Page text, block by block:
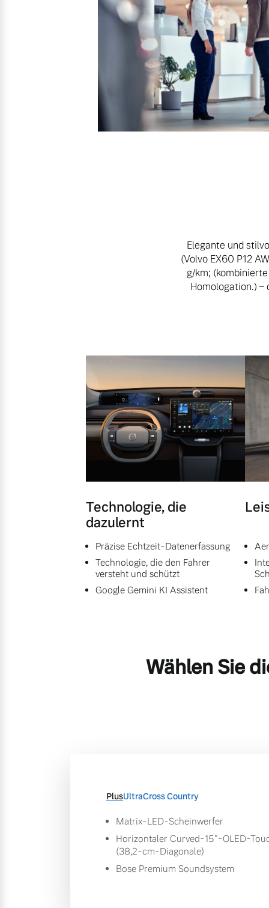
Mehr erfahren
Frühjahrscheck
Entdecken Sie unsere saisonalen
Mehr erfahren
Elegante und
(Volvo EX60 P12
g/km;
Homologation.)
Technologie, die
dazulernt
Präzise Echtzeit-Datenerfassung
Technologie, die den Fahrer
versteht und schützt
Google Gemini KI Assistent
Wählen Sie
PlusUltraCross Country
Matrix-LED-Scheinwerfer
Horizontaler Curved-15"-OLED-
(38,2-cm-Diagonale)
Bose Premium Soundsystem